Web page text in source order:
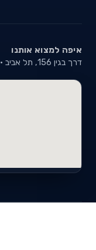
איפה למצוא אותנו
דרך בגין 156, תל אביב ·